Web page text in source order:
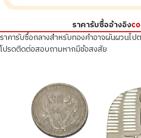
ราคารับซื้ออ้างอิง
ราคารับซื้อกลางสำหรับทองคำอาจผันผวนไป
โปรดติดต่อสอบถามหากมีข้อสงสัย